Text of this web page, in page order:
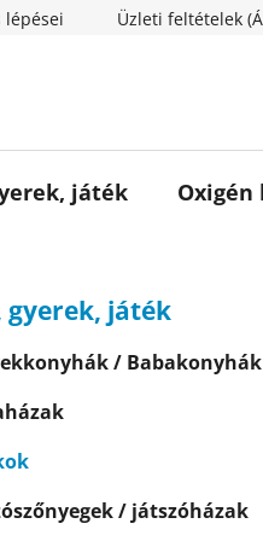
lépései Üzleti feltételek
játék
gyerek, játék
/ Babakonyhák
/ játszóházak